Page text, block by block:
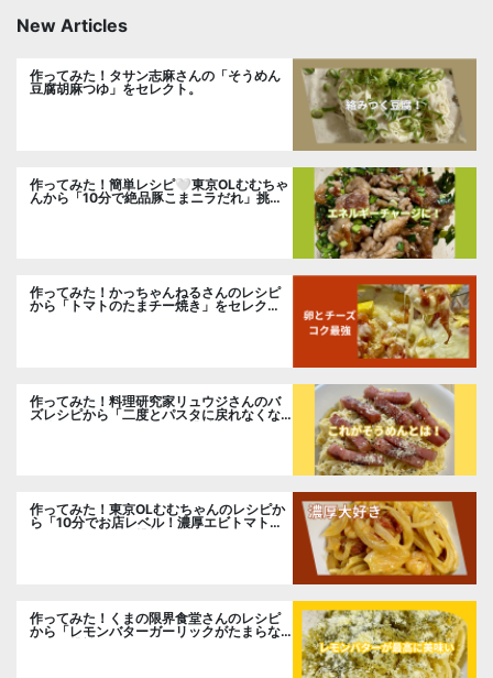
New Articles
作ってみた！タサン志麻さんの「そうめん
豆腐胡麻つゆ」をセレクト。
作ってみた！簡単レシピ🤍東京OLむむちゃ
んから「10分で絶品豚こまニラだれ」挑
戦。
作ってみた！かっちゃんねるさんのレシピ
から「トマトのたまチー焼き」をセレク
作ってみた！料理研究家リュウジさんのバ
ズレシピから「二度とパスタに戻れなくな
る冷やしカルボナーラ」に挑戦。
作ってみた！東京OLむむちゃんのレシピか
ら「10分でお店レベル！濃厚エビトマトク
作ってみた！くまの限界食堂さんのレシピ
から「レモンバターガーリックがたまらな